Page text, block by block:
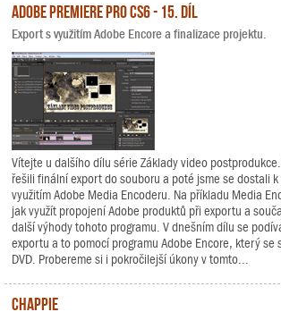
Adobe Premiere Pro CS6 - 15. díl
Export s využitím Adobe Encore a finalizace projektu.
Vítejte u dalšího dílu série Základy video
řešili finální export do souboru a poté jsme se dostali
využitím Adobe Media Encoderu. Na příkladu Media
jak využít propojení Adobe produktů při exportu a
další výhody tohoto programu. V dnešním dílu se
exportu a to pomocí programu Adobe Encore, který se
DVD. Probereme si i pokročilejší úkony v tomto...
Chappie